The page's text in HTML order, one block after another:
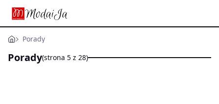
Porady
Porady(strona 5 z 28)